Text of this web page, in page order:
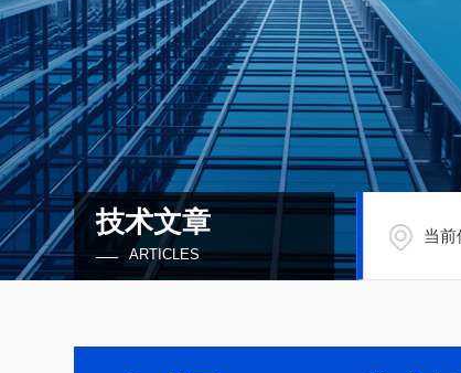
技术文章
ARTICLES
当前